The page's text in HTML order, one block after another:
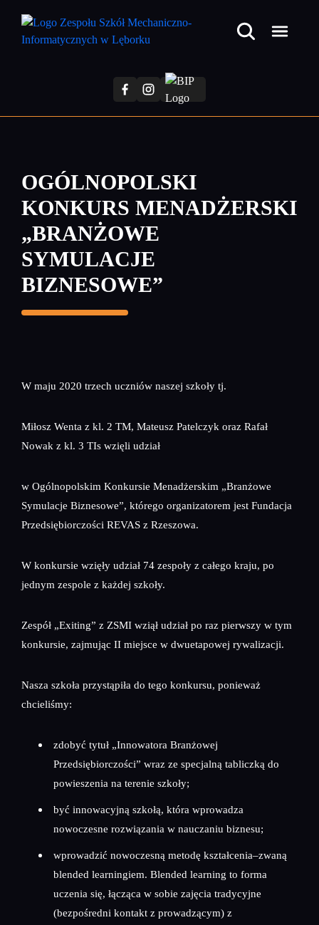
treści
OGÓLNOPOLSKI
KONKURS MENADŻERSKI
„BRANŻOWE
SYMULACJE
BIZNESOWE”
W maju 2020 trzech uczniów naszej szkoły tj.
Miłosz Wenta z kl. 2 TM, Mateusz Patelczyk oraz Rafał
Nowak z kl. 3 TIs wzięli udział
w Ogólnopolskim Konkursie Menadżerskim „Branżowe
Symulacje Biznesowe”, którego organizatorem jest Fundacja
Przedsiębiorczości REVAS z Rzeszowa.
W konkursie wzięły udział 74 zespoły z całego kraju, po
jednym zespole z każdej szkoły.
Zespół „Exiting” z ZSMI wziął udział po raz pierwszy w tym
konkursie, zajmując II miejsce w dwuetapowej rywalizacji.
Nasza szkoła przystąpiła do tego konkursu, ponieważ
chcieliśmy:
zdobyć tytuł „Innowatora Branżowej
Przedsiębiorczości” wraz ze specjalną tabliczką do
powieszenia na terenie szkoły;
być innowacyjną szkołą, która wprowadza
nowoczesne rozwiązania w nauczaniu biznesu;
wprowadzić nowoczesną metodę kształcenia–zwaną
blended learningiem. Blended learning to forma
uczenia się, łącząca w sobie zajęcia tradycyjne
(bezpośredni kontakt z prowadzącym) z